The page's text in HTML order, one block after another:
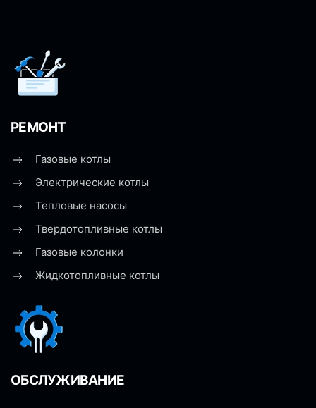
РЕМОНТ
Газовые котлы
Электрические котлы
Тепловые насосы
Твердотопливные котлы
Газовые колонки
Жидкотопливные котлы
ОБСЛУЖИВАНИЕ